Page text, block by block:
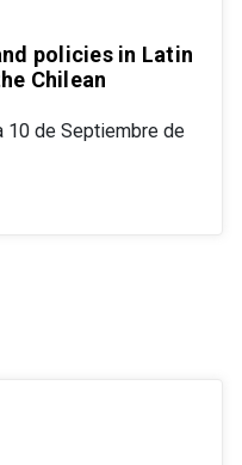
policies in Latin
Chilean
10 de Septiembre de